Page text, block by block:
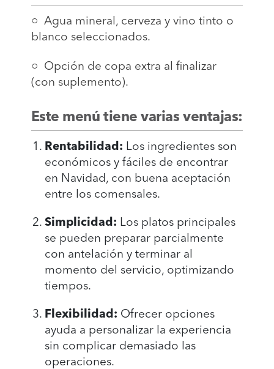
○ Agua mineral, cerveza y vino tinto o
blanco seleccionados.
○ Opción de copa extra al finalizar
(con suplemento).
Este menú tiene varias ventajas:
Rentabilidad: Los ingredientes son
económicos y fáciles de encontrar
en Navidad, con buena aceptación
entre los comensales.
Simplicidad: Los platos principales
se pueden preparar parcialmente
con antelación y terminar al
momento del servicio, optimizando
tiempos.
Flexibilidad: Ofrecer opciones
ayuda a personalizar la experiencia
sin complicar demasiado las
operaciones.